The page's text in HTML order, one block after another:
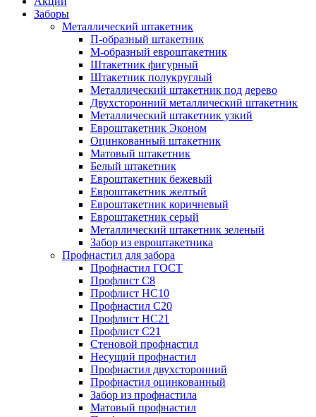
Заборы
Металлический штакетник
П-образный штакетник
М-образный евроштакетник
Штакетник фигурный
Штакетник полукруглый
Металлический штакетник под дерево
Двухсторонний металлический штакетник
Металлический штакетник узкий
Евроштакетник Эконом
Оцинкованный штакетник
Матовый штакетник
Белый штакетник
Евроштакетник бежевый
Евроштакетник желтый
Евроштакетник коричневый
Евроштакетник серый
Металлический штакетник зеленый
Забор из евроштакетника
Профнастил для забора
Профнастил ГОСТ
Профлист С8
Профлист НС10
Профнастил С20
Профлист НС21
Профлист С21
Стеновой профнастил
Несущий профнастил
Профнастил двухсторонний
Профнастил оцинкованный
Забор из профнастила
Матовый профнастил